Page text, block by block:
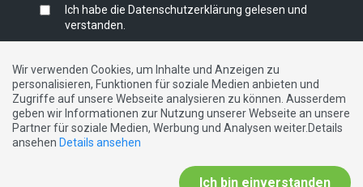
Ich habe die Datenschutzerklärung gelesen und
verstanden.
Impressum |Datenschutzerklärung|Kontakt
DE FR IT
Wir verwenden Cookies, um Inhalte und Anzeigen zu
personalisieren, Funktionen für soziale Medien anbieten und
Zugriffe auf unsere Webseite analysieren zu können. Ausserdem
geben wir Informationen zur Nutzung unserer Webseite an unsere
Partner für soziale Medien, Werbung und Analysen weiter.Details
ansehen Details ansehen
Ich bin einverstanden